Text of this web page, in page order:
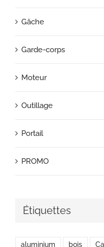
Gâche
Garde-corps
Moteur
Outillage
Portail
PROMO
Étiquettes
aluminium bois